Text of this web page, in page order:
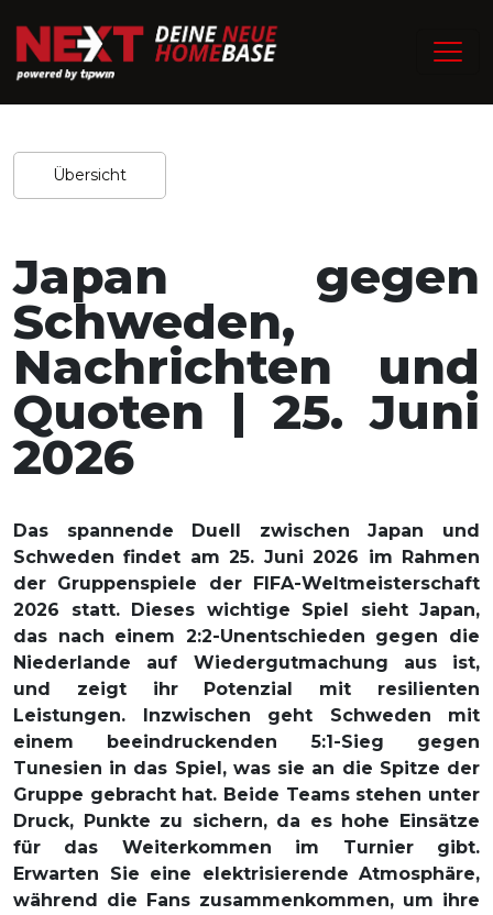
Home/Experten-Tipps
Redaktion / 21.06.2026
Teilen
Übersicht
Japan gegen
Schweden,
Nachrichten und
Quoten | 25. Juni
2026
Das spannende Duell zwischen Japan und
Schweden findet am 25. Juni 2026 im Rahmen
der Gruppenspiele der FIFA-Weltmeisterschaft
2026 statt. Dieses wichtige Spiel sieht Japan,
das nach einem 2:2-Unentschieden gegen die
Niederlande auf Wiedergutmachung aus ist,
und zeigt ihr Potenzial mit resilienten
Leistungen. Inzwischen geht Schweden mit
einem beeindruckenden 5:1-Sieg gegen
Tunesien in das Spiel, was sie an die Spitze der
Gruppe gebracht hat. Beide Teams stehen unter
Druck, Punkte zu sichern, da es hohe Einsätze
für das Weiterkommen im Turnier gibt.
Erwarten Sie eine elektrisierende Atmosphäre,
während die Fans zusammenkommen, um ihre